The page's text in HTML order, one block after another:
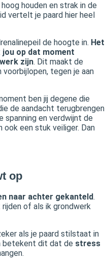
houden en strak in de
vertelt je paard hier heel
de hoogte in. Het
op dat moment
zijn. Dit maakt de
tegen je aan
ben jij degene die
de aandacht terugbrengen
spanning en verdwijnt de
een stuk veiliger. Dan
op
naar achter gekanteld.
of als ik grondwerk
als je paard stilstaat in
betekent dit dat de stress